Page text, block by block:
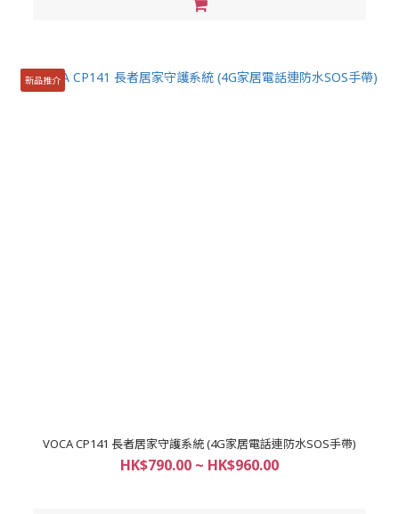
新品推介
VOCA CP141 長者居家守護系統 (4G家居電話連防水SOS手帶)
HK$790.00 ~ HK$960.00